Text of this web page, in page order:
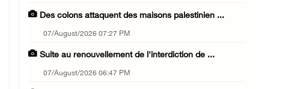
Des colons attaquent des maisons palestinien ...
07/August/2026 07:27 PM
Suite au renouvellement de l'interdiction de ...
07/August/2026 06:47 PM